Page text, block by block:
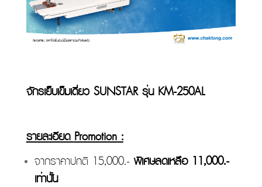
จักรเย็บเข็มเดี่ยว SUNSTAR รุ่น KM-250AL
รายละเอียด Promotion :
จากราคาปกติ 15,000.- พิเศษลดเหลือ 11,000.-
เท่านั้น